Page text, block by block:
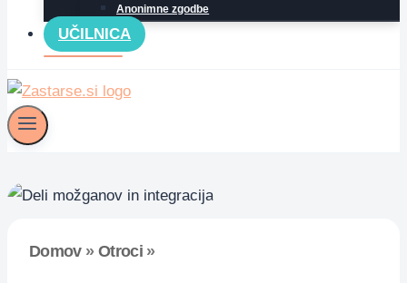
Anonimne zgodbe
UČILNICA
Domov» Otroci »